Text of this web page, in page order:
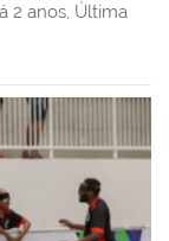
2 anos, Última